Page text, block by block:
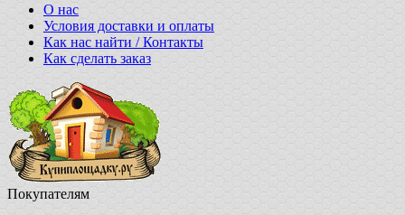
О нас
Условия доставки и оплаты
Как нас найти / Контакты
Как сделать заказ
Покупателям